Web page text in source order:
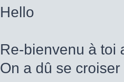
Hello
Re-bienvenu à toi
On a dû se